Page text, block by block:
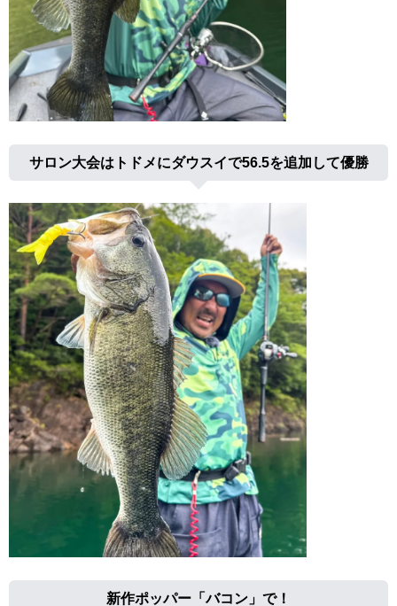
サロン大会はトドメにダウスイで56.5を追加して優勝
新作ポッパー「バコン」で！